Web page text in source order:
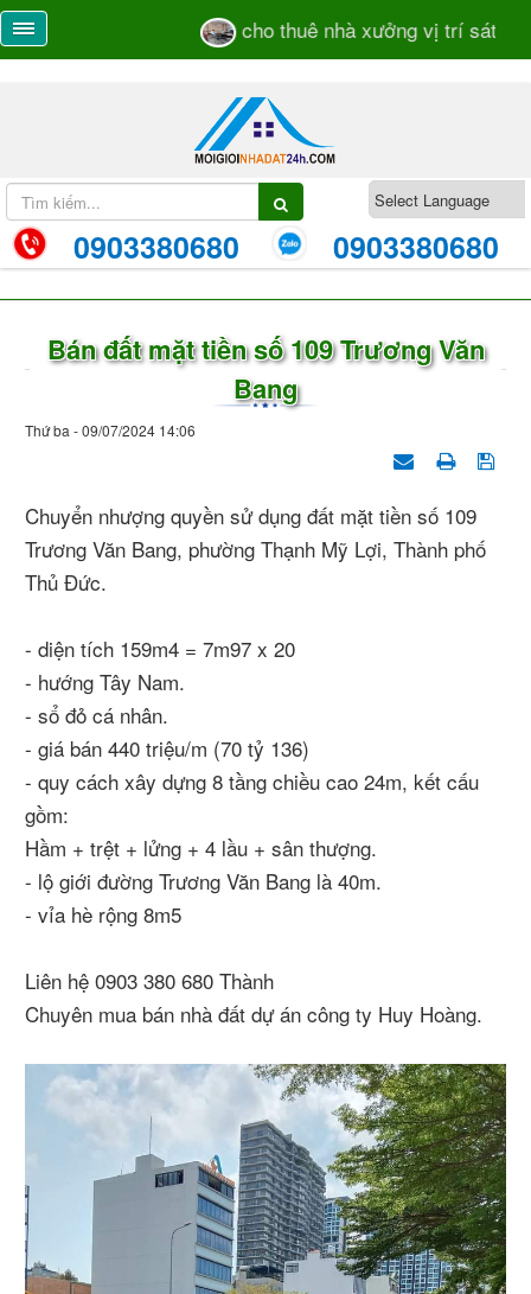
cho thuê nhà xưởng vị trí sát mặt
0903380680 0903380680
Bán đất mặt tiền số 109 Trương Văn
Bang
Thứ ba - 09/07/2024 14:06
Chuyển nhượng quyền sử dụng đất mặt tiền số 109
Trương Văn Bang, phường Thạnh Mỹ Lợi, Thành phố
Thủ Đức.
- diện tích 159m4 = 7m97 x 20
- hướng Tây Nam.
- sổ đỏ cá nhân.
- giá bán 440 triệu/m (70 tỷ 136)
- quy cách xây dựng 8 tầng chiều cao 24m, kết cấu
gồm:
Hầm + trệt + lửng + 4 lầu + sân thượng.
- lộ giới đường Trương Văn Bang là 40m.
- vỉa hè rộng 8m5
Liên hệ 0903 380 680 Thành
Chuyên mua bán nhà đất dự án công ty Huy Hoàng.